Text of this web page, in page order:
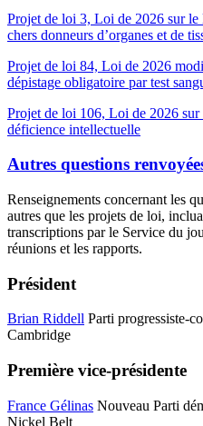
Projet de loi 3, Loi de 2026 sur le
chers donneurs d’organes et de
Projet de loi 84, Loi de 2026
dépistage obligatoire par test
Projet de loi 106, Loi de 2026 sur
déficience intellectuelle
Autres questions
Renseignements concernant les
autres que les projets de loi,
transcriptions par le Service du
réunions et les rapports.
Président
Brian Riddell Parti progressiste-
Cambridge
Première vice-présidente
France Gélinas Nouveau Parti
Nickel Belt